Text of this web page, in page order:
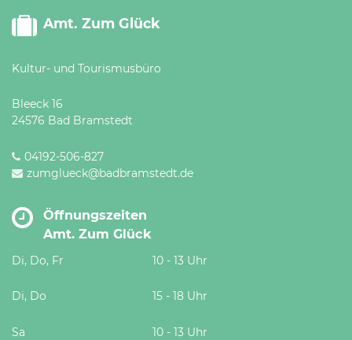
Amt. Zum Glück
Kultur- und Tourismusbüro
Bleeck 16
24576 Bad Bramstedt
04192-506-827
zumglueck@badbramstedt.de
Öffnungszeiten
Amt. Zum Glück
Di, Do, Fr 10 - 13 Uhr
Di, Do 15 - 18 Uhr
Sa
10 - 13 Uhr